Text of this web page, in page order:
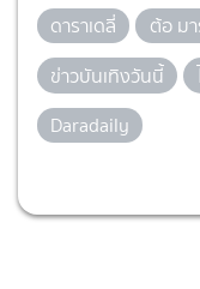
ดาราเดลี่ ต้อ ม
ข่าวบันเทิงวันนี้
Daradaily